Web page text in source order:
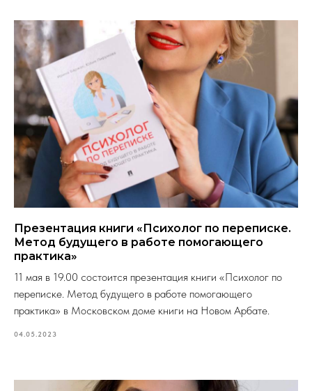
Презентация книги «Психолог по переписке.
Метод будущего в работе помогающего
практика»
11 мая в 19.00 состоится презентация книги «Психолог по
переписке. Метод будущего в работе помогающего
практика» в Московском доме книги на Новом Арбате.
04.05.2023